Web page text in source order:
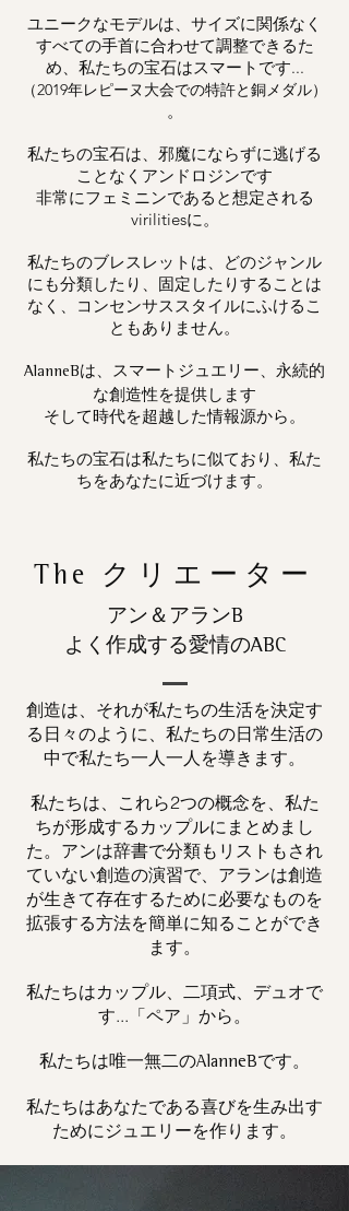
ユニークなモデルは、サイズに関係なく
すべての手首に合わせて調整できるた
め、私たちの宝石はスマートです...
（2019年レピーヌ大会での特許と銅メダル）
。
私たちの宝石は、邪魔にならずに逃げる
ことなくアンドロジンです
非常にフェミニンであると想定される
virilitiesに。
私たちのブレスレットは、どのジャンル
にも分類したり、固定したりすることは
なく、コンセンサススタイルにふけるこ
ともありません。
AlanneBは、スマートジュエリー、永続的
な創造性を提供します
そして時代を超越した情報源から。
私たちの宝石は私たちに似ており、私た
ちをあなたに近づけます。
The クリエーター
アン＆アランB
よく作成する愛情のABC
創造は、それが私たちの生活を決定す
る日々のように、私たちの日常生活の
中で私たち一人一人を導きます。
私たちは、これら2つの概念を、私た
ちが形成するカップルにまとめまし
た。アンは辞書で分類もリストもされ
ていない創造の演習で、アランは創造
が生きて存在するために必要なものを
拡張する方法を簡単に知ることができ
ます。
私たちはカップル、二項式、デュオで
す...「ペア」から。
私たちは唯一無二のAlanneBです。
私たちはあなたである喜びを生み出す
ためにジュエリーを作ります。